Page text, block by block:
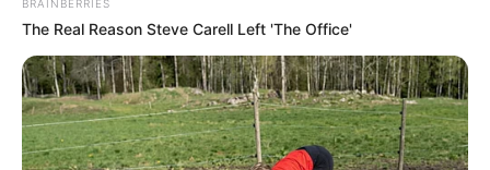
BRAINBERRIES
The Real Reason Steve Carell Left 'The Office'